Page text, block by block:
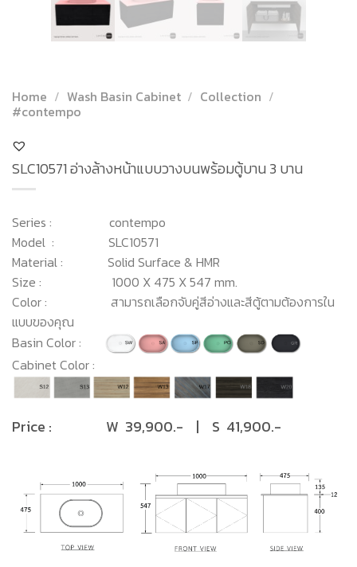
Home / Wash Basin Cabinet / Collection /
#contempo
SLC10571 อ่างล้างหน้าแบบวางบนพร้อมตู้บาน 3 บาน
Series : contempo
Model : SLC10571
Material : Solid Surface & HMR
Size : 1000 X 475 X 547 mm.
Color : สามารถเลือกจับคู่สีอ่างและสีตู้ตามต้องการใน
แบบของคุณ
Basin Color :
Cabinet Color :
Price : W 39,900.- | S 41,900.-